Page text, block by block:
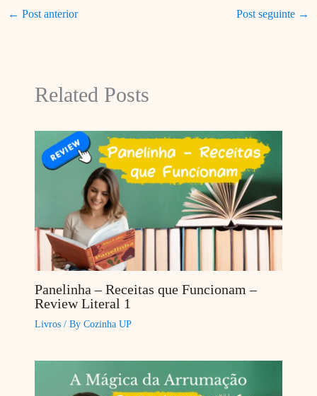
← Post anterior Post seguinte →
Related Posts
Panelinha – Receitas que Funcionam –
Review Literal 1
Livros/ By Cozinha UP